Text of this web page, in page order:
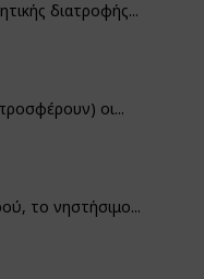
διατροφής...
οι...
το νηστήσιμο...